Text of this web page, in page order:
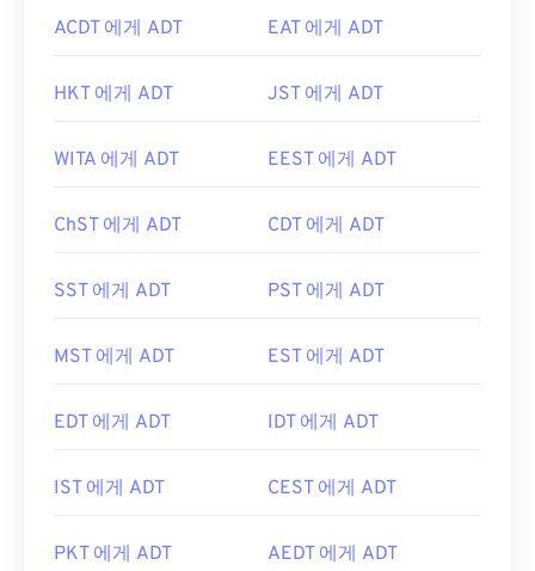
ACDT 에게 ADT EAT 에게 ADT
HKT 에게 ADT JST 에게 ADT
WITA 에게 ADT EEST 에게 ADT
ChST 에게 ADT CDT 에게 ADT
SST 에게 ADT PST 에게 ADT
MST 에게 ADT EST 에게 ADT
EDT 에게 ADT IDT 에게 ADT
IST 에게 ADT CEST 에게 ADT
PKT 에게 ADT AEDT 에게 ADT